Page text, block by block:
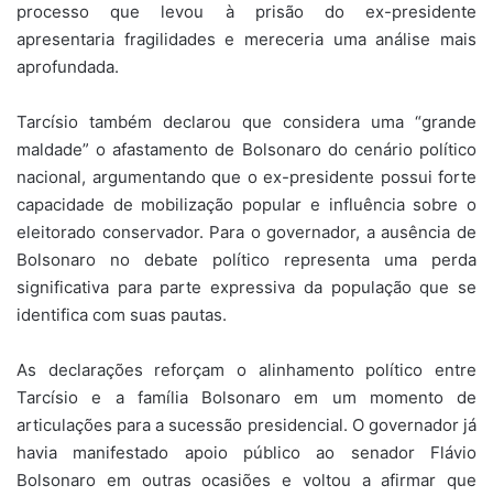
processo que levou à prisão do ex-presidente
apresentaria fragilidades e mereceria uma análise mais
aprofundada.
Tarcísio também declarou que considera uma “grande
maldade” o afastamento de Bolsonaro do cenário político
nacional, argumentando que o ex-presidente possui forte
capacidade de mobilização popular e influência sobre o
eleitorado conservador. Para o governador, a ausência de
Bolsonaro no debate político representa uma perda
significativa para parte expressiva da população que se
identifica com suas pautas.
As declarações reforçam o alinhamento político entre
Tarcísio e a família Bolsonaro em um momento de
articulações para a sucessão presidencial. O governador já
havia manifestado apoio público ao senador Flávio
Bolsonaro em outras ocasiões e voltou a afirmar que